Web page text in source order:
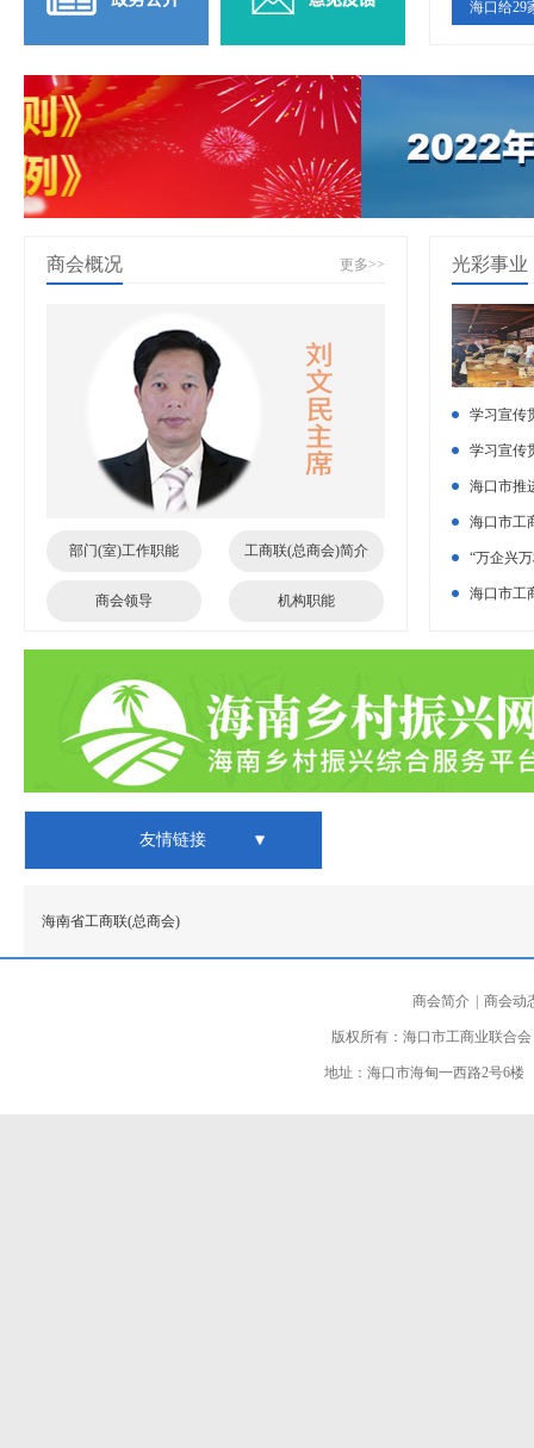
海口给29
商会概况 更多>>
部门(室)工作职能 工商联(总商会)简介
商会领导 机构职能
光彩事业
学习宣传
化“万企兴万
结业
学习宣传
化“万企兴万
海口市推
签约结对子
海口市工
帮扶村
“万企兴
开 海口市工
友情链接
海南省工商联(总商会)
商会简介 商会动
版权所有：海口市工商业联合
地址：海口市海甸一西路2号6